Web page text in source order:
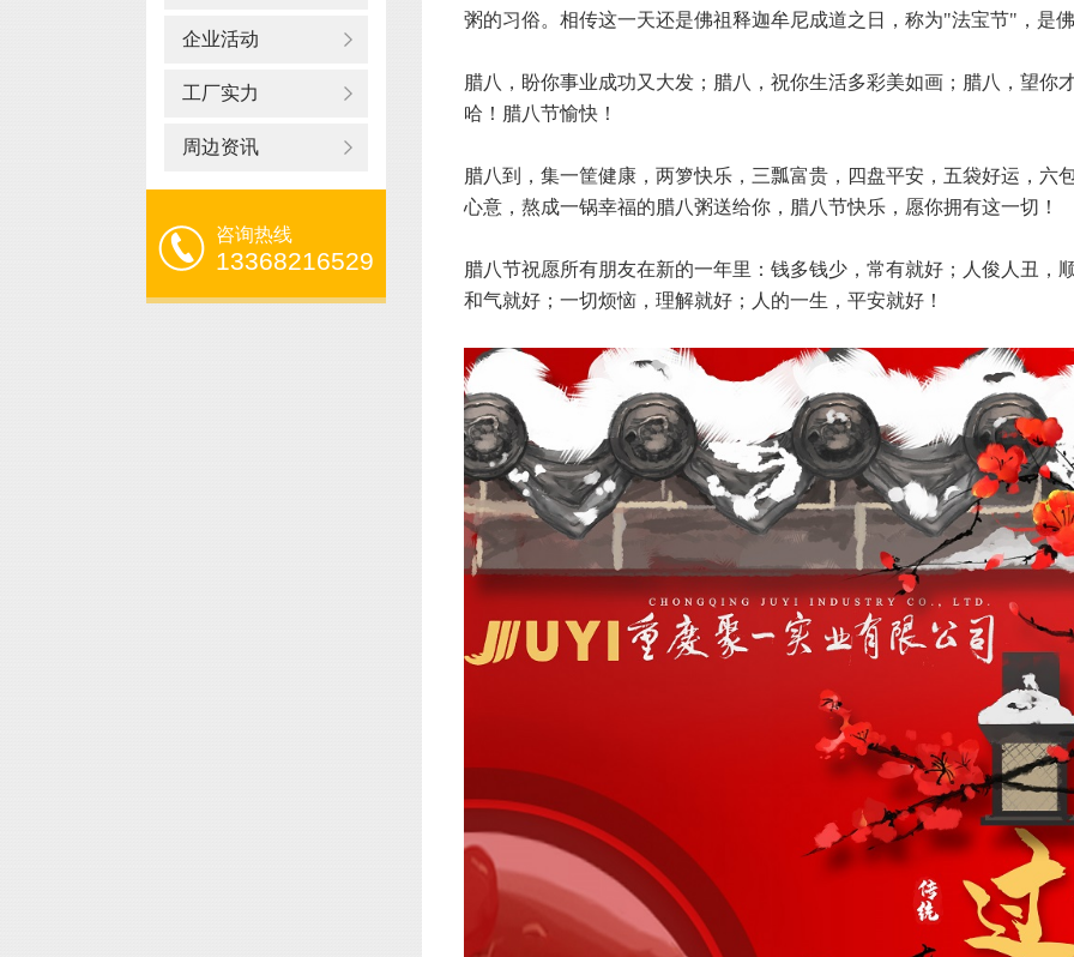
企业活动
工厂实力
周边资讯
咨询热线
13368216529
粥的习俗。相传这一天还是佛祖释迦牟尼成道之日，称为"法宝节"，是
腊八，盼你事业成功又大发；腊八，祝你生活多彩美如画；腊八，望你
哈！腊八节愉快！
腊八到，集一筐健康，两箩快乐，三瓢富贵，四盘平安，五袋好运，六
心意，熬成一锅幸福的腊八粥送给你，腊八节快乐，愿你拥有这一切！
腊八节祝愿所有朋友在新的一年里：钱多钱少，常有就好；人俊人丑，
和气就好；一切烦恼，理解就好；人的一生，平安就好！